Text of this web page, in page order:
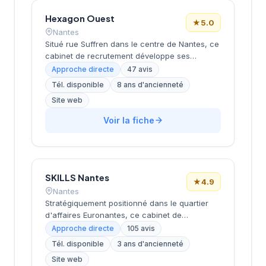
5.
Hexagon Ouest
Nantes
★5.0
Situé rue Suffren dans le centre de Nantes, ce
cabinet de recrutement développe ses
activités de conseil en ressources humaines
auprès d'entreprises locales et régionales.
Sous la direction de Della Croce, la structure
accompagne les organisations dans leurs
recrutements avec une approche
personnalisée. L'équipe intervient sur
clientèle. La satisfaction client se reflète dans
l'excellente notation Google de 5/5 obtenue
sur la base de 47 avis.
Approche directe
47 avis
Tél. disponible
8 ans d'ancienneté
Site web
Voir la fiche
SKILLS Nantes
Nantes
★4.9
Stratégiquement positionné dans le quartier
d'affaires Euronantes, ce cabinet de
recrutement accompagne les entreprises
nantaises dans leurs recherches de talents
depuis plusieurs années. La structure se
distingue par une approche personnalisée du
Approche directe
105 avis
Tél. disponible
3 ans d'ancienneté
Site web